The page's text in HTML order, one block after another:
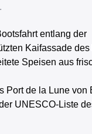
Kaifassade des
UNESCO-Liste